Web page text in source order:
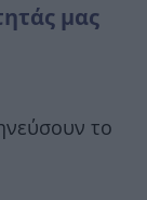
μας
το